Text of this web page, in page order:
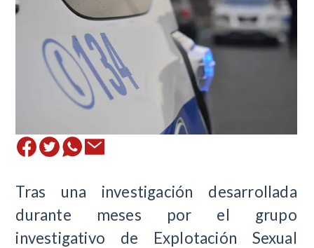
Tras una investigación desarrollada
durante meses por el grupo
investigativo de Explotación Sexual